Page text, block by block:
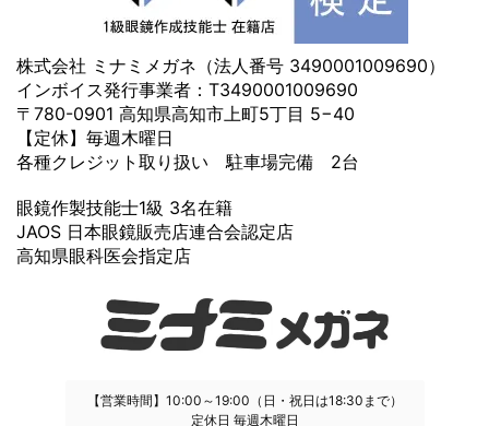
株式会社 ミナミメガネ（法人番号 3490001009690）
インボイス発行事業者：T3490001009690
〒780-0901 高知県高知市上町5丁目 5−40
【定休】毎週木曜日
各種クレジット取り扱い 駐車場完備 2台
眼鏡作製技能士1級 3名在籍
JAOS 日本眼鏡販売店連合会認定店
高知県眼科医会指定店
【営業時間】10:00～19:00（日・祝日は18:30まで）
定休日 毎週木曜日